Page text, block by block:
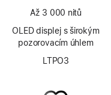
Až 3 000 nitů
OLED displej s širokým
pozorovacím úhlem
LTPO3